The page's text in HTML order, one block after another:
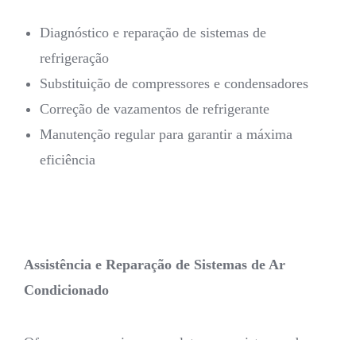
Diagnóstico e reparação de sistemas de
refrigeração
Substituição de compressores e condensadores
Correção de vazamentos de refrigerante
Manutenção regular para garantir a máxima
eficiência
Assistência e Reparação de Sistemas de Ar
Condicionado